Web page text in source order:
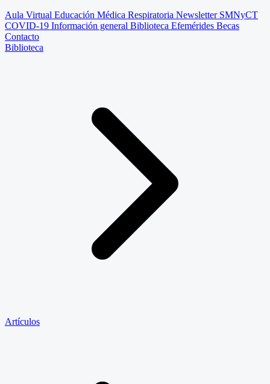
Aula Virtual Educación Médica Respiratoria Newsletter SMNyCT
COVID-19 Información general Biblioteca Efemérides Becas
Contacto
Biblioteca
Artículos